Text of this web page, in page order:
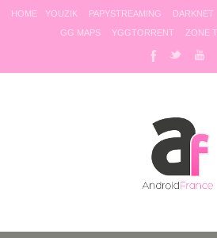
HOME YOUZIK PAPYSTREAMING DARKNET
GG MAPS
YGGTORRENT ZONE